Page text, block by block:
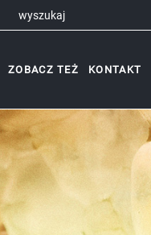
ZOBACZ TEŻ KONTAKT